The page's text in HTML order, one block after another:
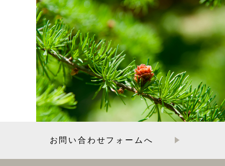
お問い合わせフォームへ